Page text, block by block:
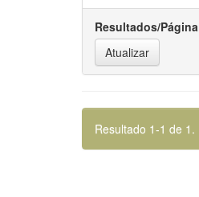
Resultados/Página
Resultado 1-1 de 1.